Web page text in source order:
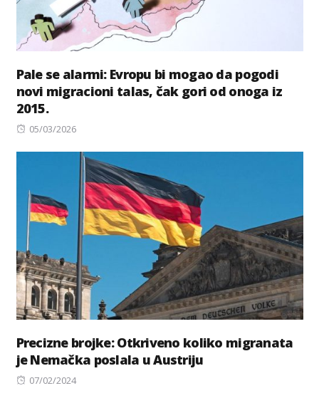
Pale se alarmi: Evropu bi mogao da pogodi
novi migracioni talas, čak gori od onoga iz
2015.
Posted
05/03/2026
Precizne brojke: Otkriveno koliko migranata
je Nemačka poslala u Austriju
Posted
07/02/2024